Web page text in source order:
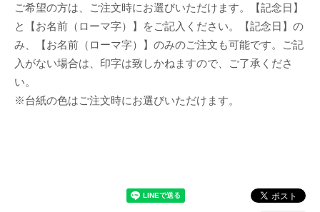
ご希望の方は、ご注文時にお選びいただけます。【記念日】
と【お名前（ローマ字）】をご記入ください。【記念日】の
み、【お名前（ローマ字）】のみのご注文も可能です。ご記
入がない場合は、印字は致しかねますので、ご了承くださ
い。
※台紙の色はご注文時にお選びいただけます。